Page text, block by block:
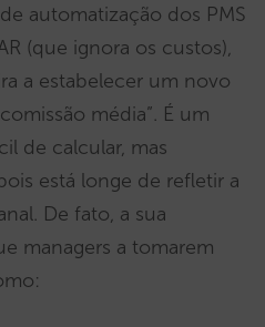
automatização dos PMS
(que ignora os custos),
a estabelecer um novo
média”. É um
de calcular, mas
está longe de refletir a
De fato, a sua
managers a tomarem